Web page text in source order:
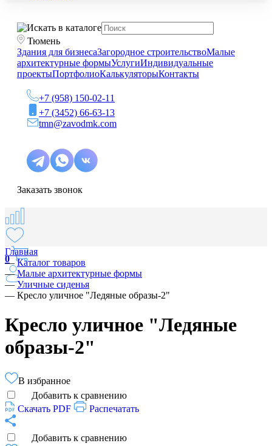
Тюмень
Здания для бизнесаЗагородное строительствоМалые
архитектурные формыУслугиИндивидуальные
проектыПортфолиоКалькуляторыКонтакты
+7 (958) 150-02-11
+7 (3452) 66-63-13
tmn@zavodmk.com
Заказать звонок
0
Главная
—Каталог товаров
—Малые архитектурные формы
—Уличные сиденья
— Кресло уличное "Ледяные образы-2"
Кресло уличное "Ледяные
образы-2"
В избранное
Добавить к сравнению
Скачать PDF
Распечатать
Добавить к сравнению